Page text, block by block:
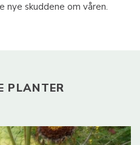
nye skuddene om våren.
PLANTER